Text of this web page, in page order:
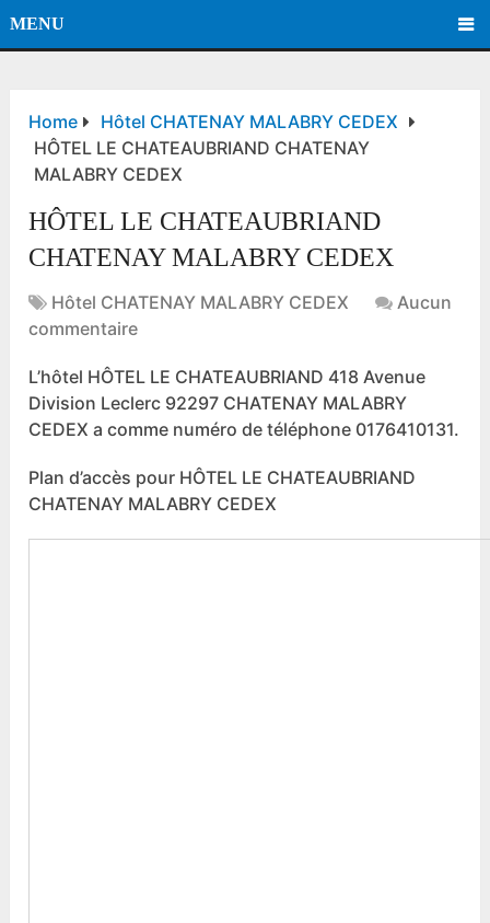
MENU
Home
Hôtel CHATENAY MALABRY CEDEX
HÔTEL LE CHATEAUBRIAND CHATENAY
MALABRY CEDEX
HÔTEL LE CHATEAUBRIAND
CHATENAY MALABRY CEDEX
Hôtel CHATENAY MALABRY CEDEX
Aucun
commentaire
L’hôtel HÔTEL LE CHATEAUBRIAND 418 Avenue
Division Leclerc 92297 CHATENAY MALABRY
CEDEX a comme numéro de téléphone 0176410131.
Plan d’accès pour HÔTEL LE CHATEAUBRIAND
CHATENAY MALABRY CEDEX